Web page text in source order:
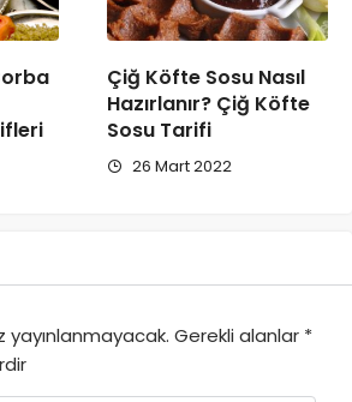
Çiğ Köfte Sosu Nasıl
Hazırlanır? Çiğ Köfte
Sosu Tarifi
26 Mart 2022
Gerekli alanlar *